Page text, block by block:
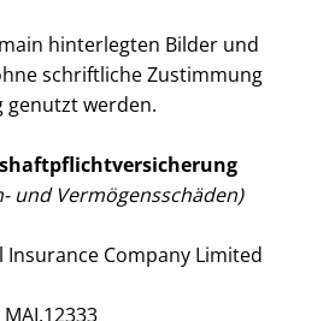
hinterlegten Bilder und
schriftliche Zustimmung
werden.
und Ver­mö­gens­schä­den)
Company Limited